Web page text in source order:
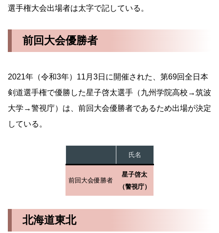
選手権大会出場者は太字で記している。
前回大会優勝者
2021年（令和3年）11月3日に開催された、第69回全日本
剣道選手権で優勝した星子啓太選手（九州学院高校→筑波
大学→警視庁）は、前回大会優勝者であるため出場が決定
している。
氏名
前回大会優勝者
星子啓太
（警視庁）
北海道東北